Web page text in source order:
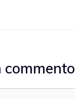
commento